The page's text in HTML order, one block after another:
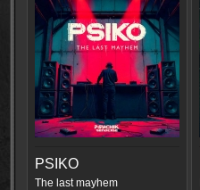
PSIKO
The last mayhem